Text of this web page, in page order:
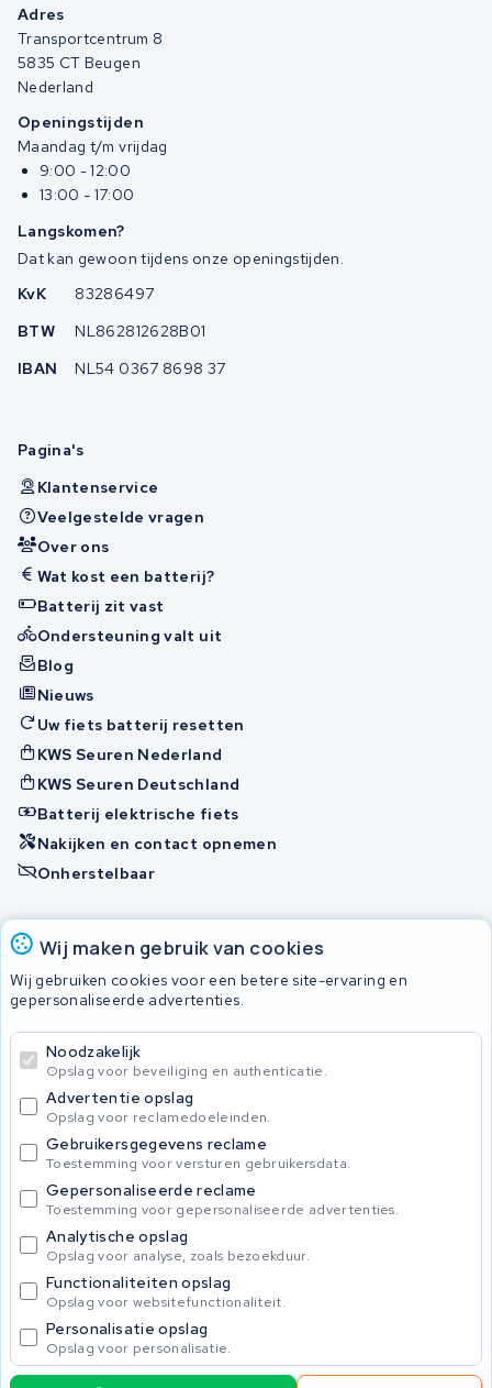
Wij maken gebruik van cookies
Wij gebruiken cookies voor een betere site-ervaring en
gepersonaliseerde advertenties.
Noodzakelijk
Opslag voor beveiliging en authenticatie.
Advertentie opslag
Opslag voor reclamedoeleinden.
Gebruikersgegevens reclame
Toestemming voor versturen gebruikersdata.
Gepersonaliseerde reclame
Toestemming voor gepersonaliseerde advertenties.
Analytische opslag
Opslag voor analyse, zoals bezoekduur.
Functionaliteiten opslag
Opslag voor websitefunctionaliteit.
Personalisatie opslag
Opslag voor personalisatie.
Adres
Transportcentrum 8
5835 CT Beugen
Nederland
Openingstijden
Maandag t/m vrijdag
9:00 - 12:00
13:00 - 17:00
Langskomen?
Dat kan gewoon tijdens onze openingstijden.
KvK
83286497
BTW
NL862812628B01
IBAN
NL54 0367 8698 37
Pagina's
Klantenservice
Veelgestelde vragen
Over ons
Wat kost een batterij?
Batterij zit vast
Ondersteuning valt uit
Blog
Nieuws
Uw fiets batterij resetten
KWS Seuren Nederland
KWS Seuren Deutschland
Batterij elektrische fiets
Nakijken en contact opnemen
Onherstelbaar
Accu's
Privacy Policy